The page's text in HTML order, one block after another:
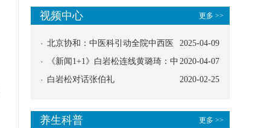
更多 >>
视频中心
2025-04-09
北京协和：中医科引动全院中西医
协同
2020-04-07
《新闻1+1》白岩松连线黄璐琦：中
医救治的临床效果
2020-02-25
白岩松对话张伯礼
更多 >>
养生科普